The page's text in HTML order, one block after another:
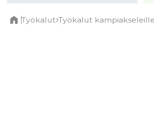
Työkalut Työkalut